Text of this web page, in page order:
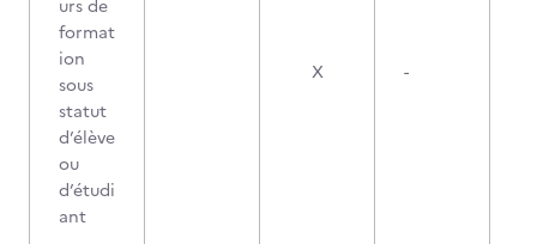
urs de
format
ion
sous
statut
d’élève
ou
d’étudi
ant
X -